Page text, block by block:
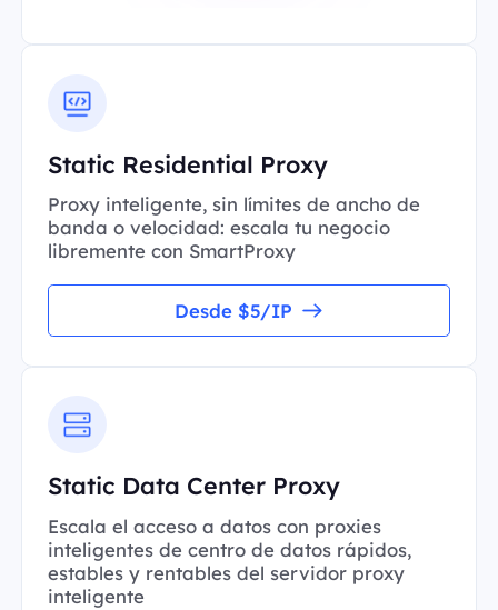
Static Residential Proxy
Proxy inteligente, sin límites de ancho de
banda o velocidad: escala tu negocio
libremente con SmartProxy
Desde $5/IP
Static Data Center Proxy
Escala el acceso a datos con proxies
inteligentes de centro de datos rápidos,
estables y rentables del servidor proxy
inteligente